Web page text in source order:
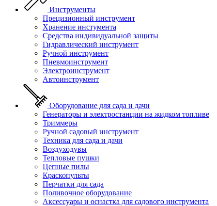
Инструменты
Прецизионный инструмент
Хранение инстумента
Средства индивидуальной защиты
Гидравлический инструмент
Ручной инструмент
Пневмоинструмент
Электроинструмент
Автоинструмент
Оборудование для сада и дачи
Генераторы и электростанции на жидком топливе
Триммеры
Ручной садовый инструмент
Техника для сада и дачи
Воздуходувы
Тепловые пушки
Цепные пилы
Краскопульты
Перчатки для сада
Поливочное оборудование
Аксессуары и оснастка для садового инструмента